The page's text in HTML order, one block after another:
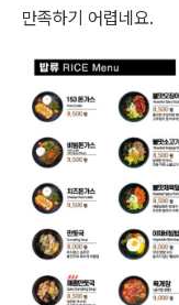
만족하기 어렵네요.